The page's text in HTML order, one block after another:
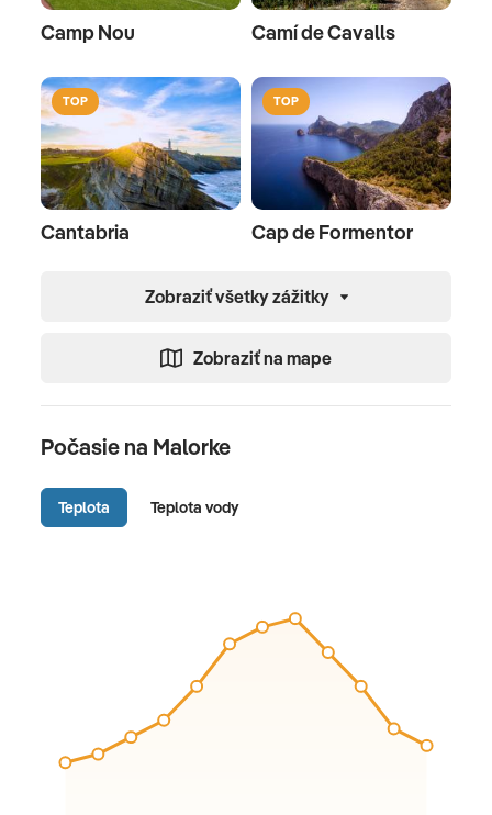
Camp Nou Camí de Cavalls
TOP
Cantabria
TOP
Cap de Formentor
Zobraziť všetky zážitky
Zobraziť na mape
Počasie na Malorke
Teplota Teplota vody